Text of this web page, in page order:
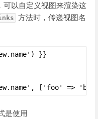
以自定义视图来渲染这
方法时，传递视图名
}}
['foo' =>
是使用